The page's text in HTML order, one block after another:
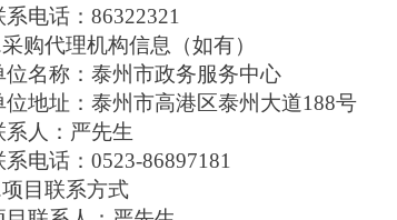
系电话：86322321
购代理机构信息（如有）
位名称：泰州市政务服务中心
位地址：泰州市高港区泰州大道188号
系人：严先生
系电话：0523-86897181
目联系方式